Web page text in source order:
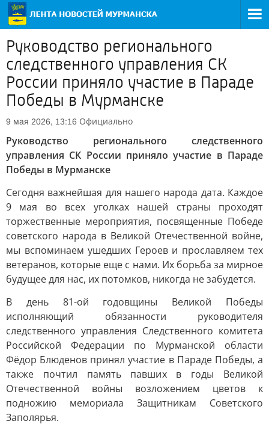
Руководство регионального
следственного управления СК
России приняло участие в Параде
Победы в Мурманске
9 мая 2026, 13:16 Официально
Руководство регионального следственного
управления СК России приняло участие в Параде
Победы в Мурманске
Сегодня важнейшая для нашего народа дата. Каждое
9 мая во всех уголках нашей страны проходят
торжественные мероприятия, посвященные Победе
советского народа в Великой Отечественной войне,
мы вспоминаем ушедших Героев и прославляем тех
ветеранов, которые еще с нами. Их борьба за мирное
будущее для нас, их потомков, никогда не забудется.
В день 81-ой годовщины Великой Победы
исполняющий обязанности руководителя
следственного управления Следственного комитета
Российской Федерации по Мурманской области
Фёдор Блюденов принял участие в Параде Победы, а
также почтил память павших в годы Великой
Отечественной войны возложением цветов к
подножию мемориала Защитникам Советского
Заполярья.